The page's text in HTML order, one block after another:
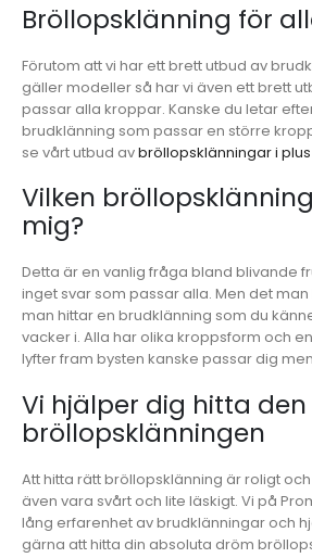
Bröllopsklänning för
Förutom att vi har ett brett utbud av
gäller modeller så har vi även ett brett
passar alla kroppar. Kanske du letar
brudklänning som passar en större
se vårt utbud avbröllopsklänningar i
Vilken
mig?
Detta är en vanlig fråga bland blivande
inget svar som passar alla. Men det
man hittar en brudklänning som du
vacker i. Alla har olika kroppsform och
lyfter fram bysten kanske passar dig
Vi hjälper dig hitta
bröllopsklänningen
Att hitta rätt bröllopsklänning är roligt
även vara svårt och lite läskigt. Vi på
lång erfarenhet av brudklänningar och
gärna att hitta din absoluta dröm